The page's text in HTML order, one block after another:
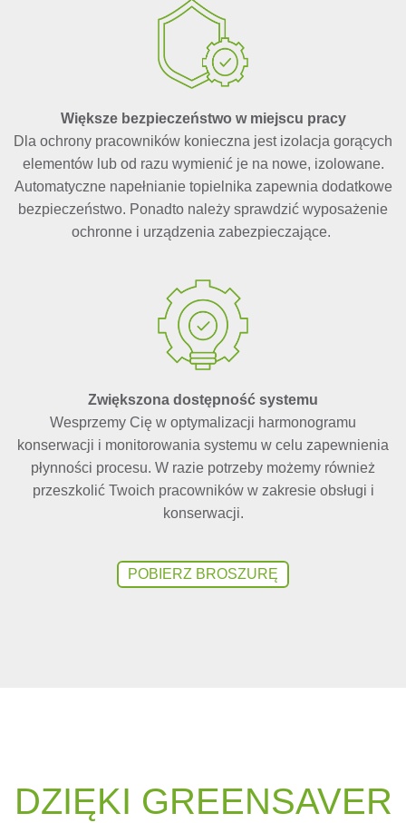
Większe bezpieczeństwo w miejscu pracy
Dla ochrony pracowników konieczna jest izolacja gorących
elementów lub od razu wymienić je na nowe, izolowane.
Automatyczne napełnianie topielnika zapewnia dodatkowe
bezpieczeństwo. Ponadto należy sprawdzić wyposażenie
ochronne i urządzenia zabezpieczające.
Zwiększona dostępność systemu
Wesprzemy Cię w optymalizacji harmonogramu
konserwacji i monitorowania systemu w celu zapewnienia
płynności procesu. W razie potrzeby możemy również
przeszkolić Twoich pracowników w zakresie obsługi i
konserwacji.
POBIERZ BROSZURĘ
DZIĘKI GREEN­S­A­VER